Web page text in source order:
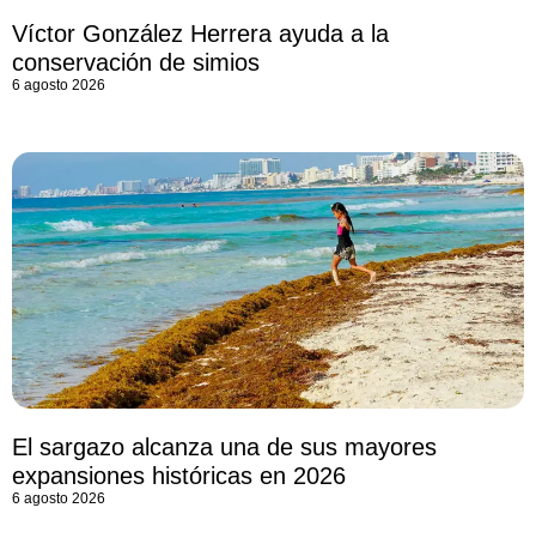
Víctor González Herrera ayuda a la
conservación de simios
6 agosto 2026
El sargazo alcanza una de sus mayores
expansiones históricas en 2026
6 agosto 2026